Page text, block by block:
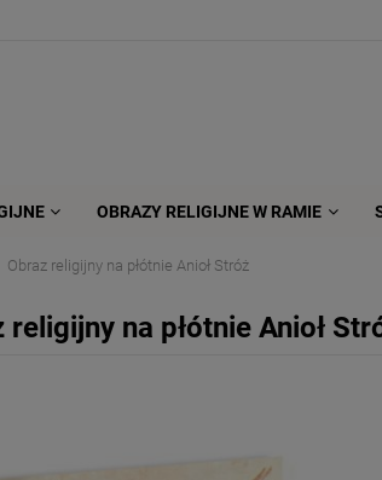
OBRAZY RELIGIJNE W RAMIE
Obraz religijny na płótnie Anioł Stróż
religijny na płótnie Anioł